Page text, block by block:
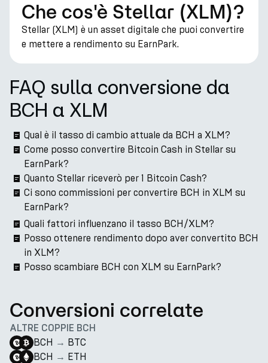
Che cos'è Stellar (XLM)?
Stellar (XLM) è un asset digitale che puoi convertire
e mettere a rendimento su EarnPark.
FAQ sulla conversione da
BCH a XLM
Qual è il tasso di cambio attuale da BCH a XLM?
Come posso convertire Bitcoin Cash in Stellar su
EarnPark?
Quanto Stellar riceverò per 1 Bitcoin Cash?
Ci sono commissioni per convertire BCH in XLM su
EarnPark?
Quali fattori influenzano il tasso BCH/XLM?
Posso ottenere rendimento dopo aver convertito BCH
in XLM?
Posso scambiare BCH con XLM su EarnPark?
Conversioni correlate
ALTRE COPPIE BCH
BCH → BTC
BCH → ETH